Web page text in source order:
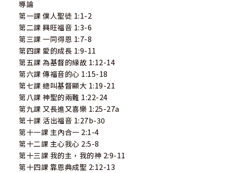
導論
第一課 僕人聖徒 1:1-2
第二課 興旺福音 1:3-6
第三課 一同得恩 1:7-8
第四課 愛的成長 1:9-11
第五課 為基督的緣故 1:12-14
第六課 傳福音的心 1:15-18
第七課 總叫基督顯大 1:19-21
第八課 神聖的兩難 1:22-24
第九課 又長進又喜樂 1:25-27a
第十課 活出福音 1:27b-30
第十一課 主內合一 2:1-4
第十二課 主心我心 2:5-8
第十三課 我的主，我的神 2:9-11
第十四課 靠恩典成聖 2:12-13